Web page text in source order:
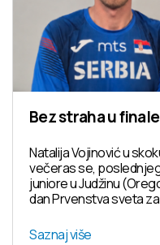
Bez straha u
Natalija Vojinović u
večeras se,
juniore u Judžinu
dan Prvenstva sveta
Saznaj više